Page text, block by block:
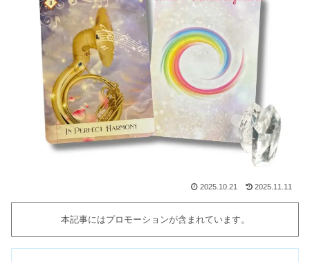
2025.10.21 2025.11.11
本記事にはプロモーションが含まれています。